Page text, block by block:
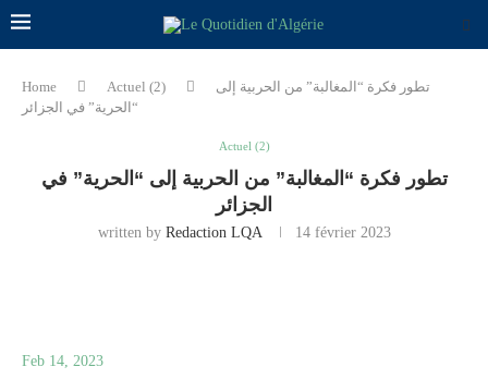
Home Actuel (2)
تطور فكرة “المغالبة” من الحربية إلى
“الحرية” في الجزائر
Actuel (2)
تطور فكرة “المغالبة” من الحربية إلى “الحرية” في
الجزائر
written by Redaction LQA 14 février 2023
Feb 14, 2023